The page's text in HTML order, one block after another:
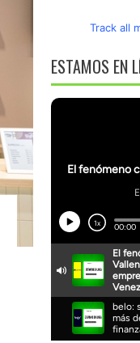
Track all
ESTAMOS EN